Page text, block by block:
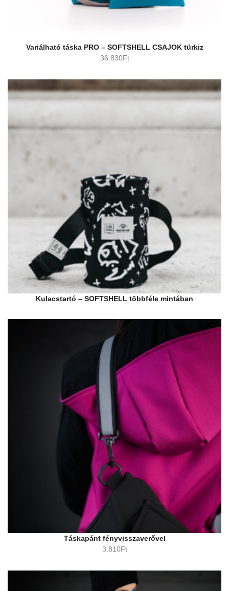
Variálható táska PRO – SOFTSHELL CSAJOK türkiz
36.830Ft
Kulacstartó – SOFTSHELL többféle mintában
Táskapánt fényvisszaverővel
3.810Ft